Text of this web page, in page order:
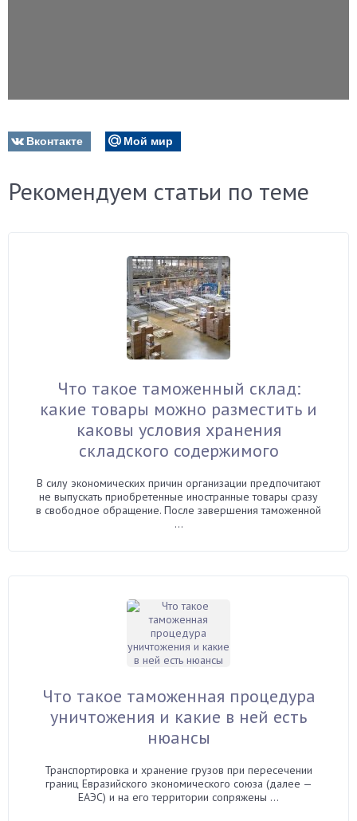
Вконтакте Мой мир
Рекомендуем статьи по теме
Что такое таможенный склад:
какие товары можно разместить и
каковы условия хранения
складского содержимого
В силу экономических причин организации предпочитают
не выпускать приобретенные иностранные товары сразу
в свободное обращение. После завершения таможенной
...
Что такое таможенная процедура
уничтожения и какие в ней есть
нюансы
Транспортировка и хранение грузов при пересечении
границ Евразийского экономического союза (далее —
ЕАЭС) и на его территории сопряжены ...